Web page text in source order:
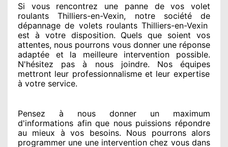
Si vous rencontrez une panne de vos volet
roulants Thilliers-en-Vexin, notre sociétéde
dépannage de volets roulants Thilliers-en-Vexin
est à votre disposition. Quels que soient vos
attentes, nous pourrons vous donnerune réponse
adaptée et la meilleure intervention possible.
N'hésitez pas à nous joindre. Nos équipes
mettront leur professionnalismeet leur expertise
à votre service.
Pensez à nous donner un maximum
d'informations afin que nous puissions répondre
au mieux à vos besoins. Nous pourrons alors
programmer une une intervention chez vousdans